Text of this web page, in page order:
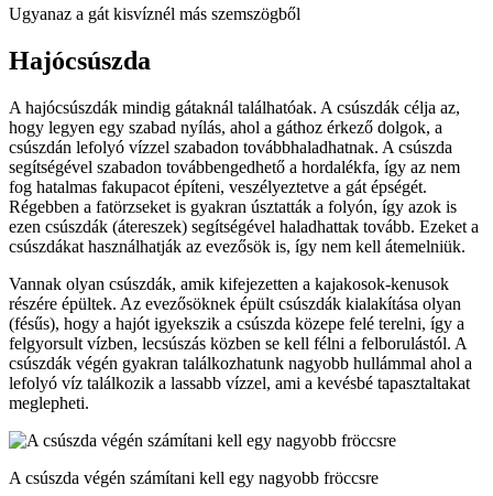
Ugyanaz a gát kisvíznél más szemszögből
Hajócsúszda
A hajócsúszdák mindig gátaknál találhatóak. A csúszdák célja az,
hogy legyen egy szabad nyílás, ahol a gáthoz érkező dolgok, a
csúszdán lefolyó vízzel szabadon továbbhaladhatnak. A csúszda
segítségével szabadon továbbengedhető a hordalékfa, így az nem
fog hatalmas fakupacot építeni, veszélyeztetve a gát épségét.
Régebben a fatörzseket is gyakran úsztatták a folyón, így azok is
ezen csúszdák (átereszek) segítségével haladhattak tovább. Ezeket a
csúszdákat használhatják az evezősök is, így nem kell átemelniük.
Vannak olyan csúszdák, amik kifejezetten a kajakosok-kenusok
részére épültek. Az evezősöknek épült csúszdák kialakítása olyan
(fésűs), hogy a hajót igyekszik a csúszda közepe felé terelni, így a
felgyorsult vízben, lecsúszás közben se kell félni a felborulástól. A
csúszdák végén gyakran találkozhatunk nagyobb hullámmal ahol a
lefolyó víz találkozik a lassabb vízzel, ami a kevésbé tapasztaltakat
meglepheti.
A csúszda végén számítani kell egy nagyobb fröccsre